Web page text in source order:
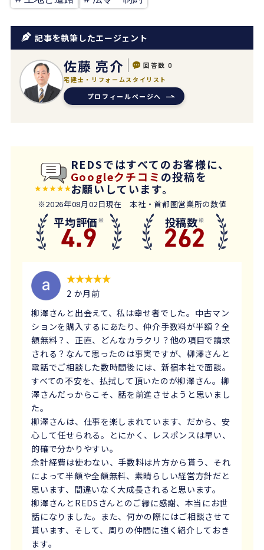
記事を執筆したエージェント
佐藤 亮介 回答数 0
宅建士・リフォームスタイリスト
プロフィールページへ
REDSではすべてのお客様に、
Googleクチコミ の投稿を
お願いしています。
※2026年08月02日現在 本社・首都圏営業所の数値
平均評価※
4.9 投稿数※
262
2 か月前
柳澤さんと出会えて、私は幸せ者でした。中古マン
ションを購入するにあたり、仲介手数料が半額？全
額無料？、正直、どんなカラクリ？他の項目で請求
される？なんて思ったのは事実ですが、柳澤さんと
電話でご相談した数時間後には、新宿本社で面談。
すべての不安を、払拭して頂いたのが柳澤さん。柳
澤さんだっからこそ、話を前進させようと思いまし
た。
柳澤さんは、仕事を楽しまれています、だから、安
心して任せられる。とにかく、レスポンスは早い、
的確で分かりやすい。
余計経費は使わない、手数料は片方から貰う、それ
によって半額や全額無料、素晴らしい経営方針だと
思います、間違いなく大成長されると思います。
柳澤さんとREDSさんとのご縁に感謝、本当にお世
話になりました。また、何かの際にはご相談させて
貰います、そして、周りの仲間に強く紹介しておき
ます。